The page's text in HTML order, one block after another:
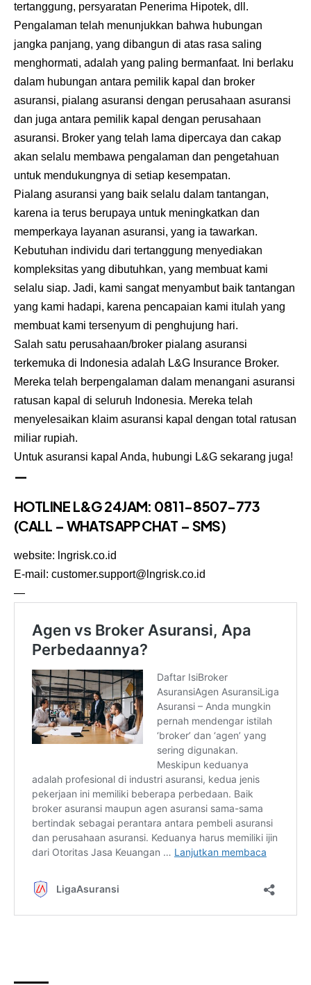
tertanggung, persyaratan Penerima Hipotek, dll.
Pengalaman telah menunjukkan bahwa hubungan
jangka panjang, yang dibangun di atas rasa saling
menghormati, adalah yang paling bermanfaat. Ini berlaku
dalam hubungan antara pemilik kapal dan broker
asuransi, pialang asuransi dengan perusahaan asuransi
dan juga antara pemilik kapal dengan perusahaan
asuransi. Broker yang telah lama dipercaya dan cakap
akan selalu membawa pengalaman dan pengetahuan
untuk mendukungnya di setiap kesempatan.
Pialang asuransi yang baik selalu dalam tantangan,
karena ia terus berupaya untuk meningkatkan dan
memperkaya layanan asuransi, yang ia tawarkan.
Kebutuhan individu dari tertanggung menyediakan
kompleksitas yang dibutuhkan, yang membuat kami
selalu siap. Jadi, kami sangat menyambut baik tantangan
yang kami hadapi, karena pencapaian kami itulah yang
membuat kami tersenyum di penghujung hari.
Salah satu perusahaan/broker pialang asuransi
terkemuka di Indonesia adalah L&G Insurance Broker.
Mereka telah berpengalaman dalam menangani asuransi
ratusan kapal di seluruh Indonesia. Mereka telah
menyelesaikan klaim asuransi kapal dengan total ratusan
miliar rupiah.
Untuk asuransi kapal Anda, hubungi L&G sekarang juga!
—
HOTLINE L&G 24JAM: 0811-8507-773
(CALL – WHATSAPP CHAT – SMS)
website: lngrisk.co.id
E-mail: customer.support@lngrisk.co.id
—